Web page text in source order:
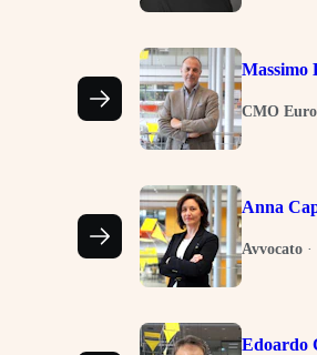
Massimo
CMO
Anna
Avvocato ·
Edoardo